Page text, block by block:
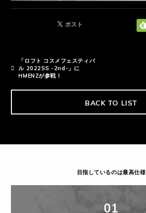
「ロフト コスメフェスティバ
ル 2022SS -2nd-」に
HMENZが参戦！
BACK TO LIST
目指しているのは最高仕様
01